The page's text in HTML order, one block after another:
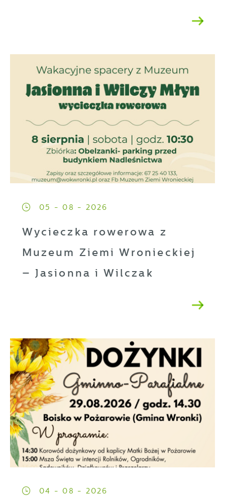
05 - 08 - 2026
Wycieczka rowerowa z
Muzeum Ziemi Wronieckiej
– Jasionna i Wilczak
04 - 08 - 2026